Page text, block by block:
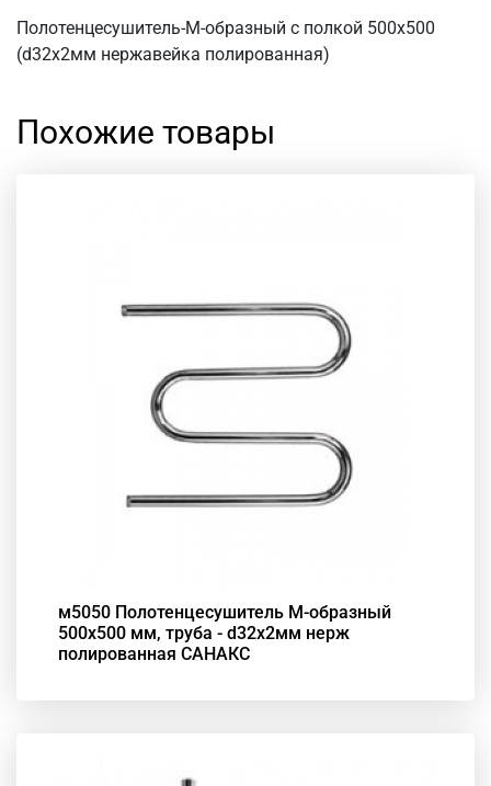
Полотенцесушитель-М-образный с полкой 500х500
(d32x2мм нержавейка полированная)
Похожие товары
м5050 Полотенцесушитель М-образный
500х500 мм, труба - d32x2мм нерж
полированная САНАКС